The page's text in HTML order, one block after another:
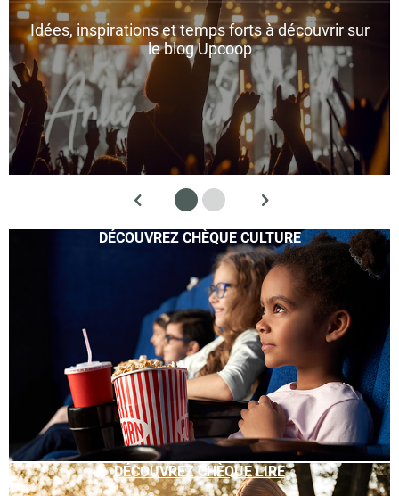
Idées, inspirations et temps forts à découvrir sur
le blog Upcoop
DÉCOUVREZ CHÈQUE CULTURE
DÉCOUVREZ CHÈQUE LIRE